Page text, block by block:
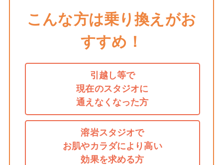
こんな方は乗り換えがお
すすめ！
引越し等で
現在のスタジオに
通えなくなった方
溶岩スタジオで
お肌やカラダにより高い
効果を求める方